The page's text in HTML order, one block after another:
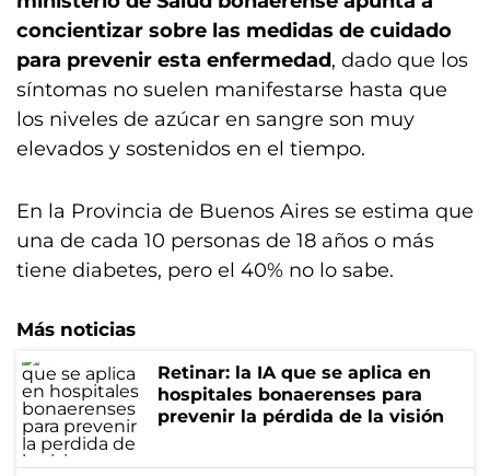
concientizar sobre las medidas de cuidado
para prevenir esta enfermedad, dado que los
síntomas no suelen manifestarse hasta que
los niveles de azúcar en sangre son muy
elevados y sostenidos en el tiempo.
En la Provincia de Buenos Aires se estima que
una de cada 10 personas de 18 años o más
tiene diabetes, pero el 40% no lo sabe.
Más noticias
Retinar: la IA que se aplica en
hospitales bonaerenses para
prevenir la pérdida de la visión